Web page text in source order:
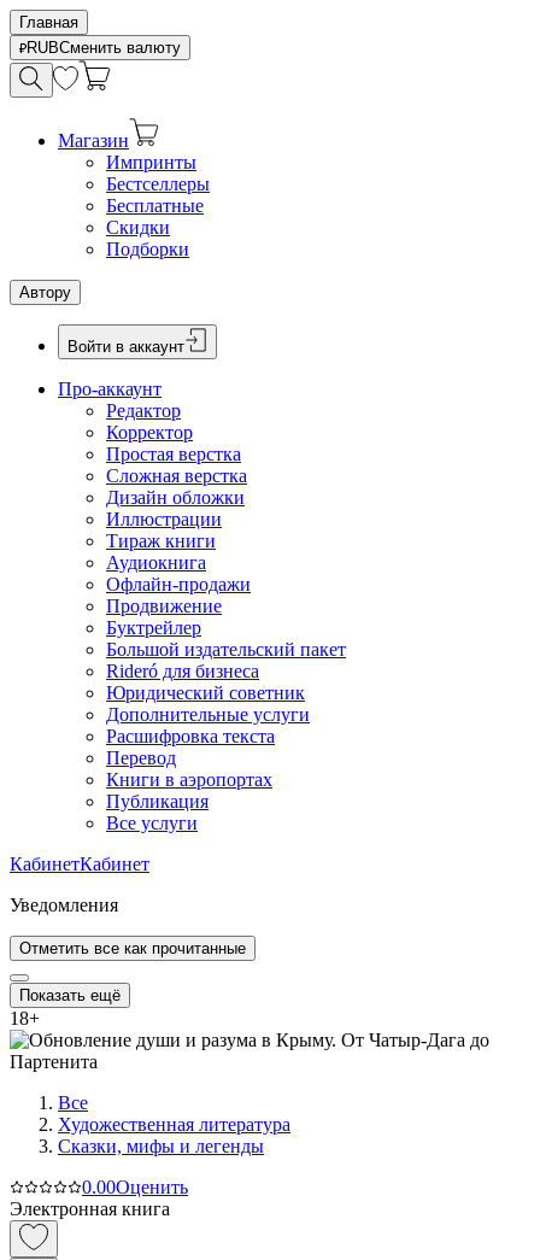
Главная
RUBСменить валюту
Магазин
Импринты
Бестселлеры
Бесплатные
Скидки
Подборки
Автору
Войти в аккаунт
Про-аккаунт
Редактор
Корректор
Простая верстка
Сложная верстка
Дизайн обложки
Иллюстрации
Тираж книги
Аудиокнига
Офлайн-продажи
Продвижение
Буктрейлер
Большой издательский пакет
Rideró для бизнеса
Юридический советник
Дополнительные услуги
Расшифровка текста
Перевод
Книги в аэропортах
Публикация
Все услуги
КабинетКабинет
Уведомления
Отметить все как прочитанные
Показать ещё
18+
Все
Художественная литература
Сказки, мифы и легенды
0.00Оценить
Электронная книга